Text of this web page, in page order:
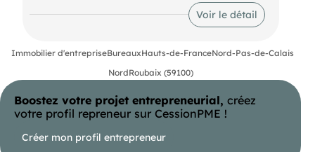
location. Situés au 1er étage d'un immeuble récent
avec ascenseur, ils sont accessibles aux personnes
à mobilité réduite et disposent d'un parking
accessibilité, à moins de 20 km de l'aéroport de
métropole lilloise. Le loyer est fixé à 105 € HT hors
Voir le détail
Immobilier d'entrepriseBureauxHauts-de-FranceNord-Pas-de-Calais
NordRoubaix (59100)
Boostez votre projet entrepreneurial, créez
votre profil repreneur sur CessionPME !
Créer mon profil entrepreneur